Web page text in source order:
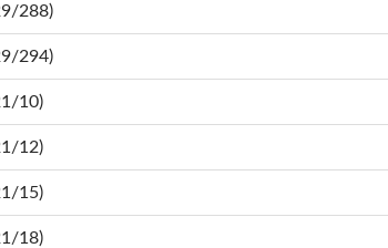
288)
294)
10)
12)
15)
18)